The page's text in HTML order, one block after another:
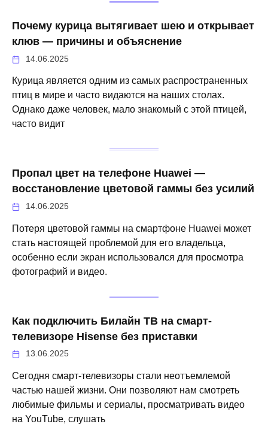
Почему курица вытягивает шею и открывает
клюв — причины и объяснение
14.06.2025
Курица является одним из самых распространенных
птиц в мире и часто видаются на наших столах.
Однако даже человек, мало знакомый с этой птицей,
часто видит
Пропал цвет на телефоне Huawei —
восстановление цветовой гаммы без усилий
14.06.2025
Потеря цветовой гаммы на смартфоне Huawei может
стать настоящей проблемой для его владельца,
особенно если экран использовался для просмотра
фотографий и видео.
Как подключить Билайн ТВ на смарт-
телевизоре Hisense без приставки
13.06.2025
Сегодня смарт-телевизоры стали неотъемлемой
частью нашей жизни. Они позволяют нам смотреть
любимые фильмы и сериалы, просматривать видео
на YouTube, слушать